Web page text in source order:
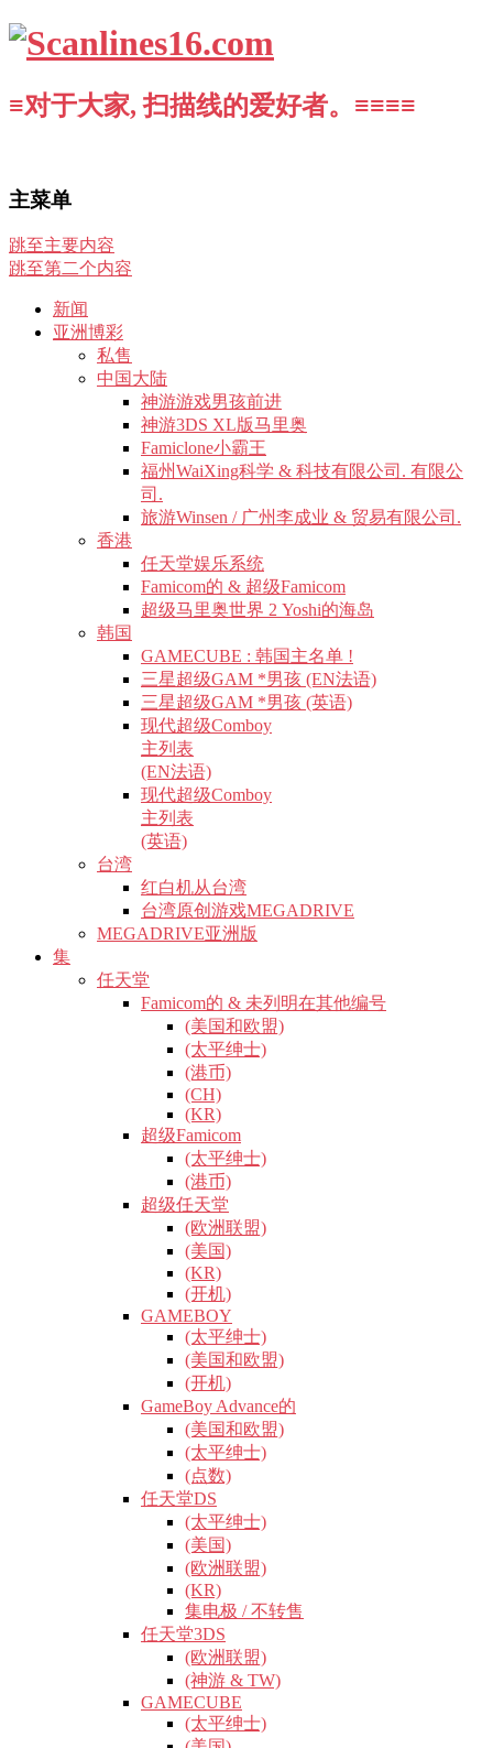
≡对于大家, 扫描线的爱好者。≡≡≡≡
主菜单
跳至主要内容
跳至第二个内容
新闻
亚洲博彩
私售
中国大陆
神游游戏男孩前进
神游3DS XL版马里奥
Famiclone小霸王
福州WaiXing科学 & 科技有限公司. 有限公
司.
旅游Winsen / 广州李成业 & 贸易有限公司.
香港
任天堂娱乐系统
Famicom的 & 超级Famicom
超级马里奥世界 2 Yoshi的海岛
韩国
GAMECUBE : 韩国主名单 !
三星超级GAM *男孩 (EN法语)
三星超级GAM *男孩 (英语)
现代超级Comboy
主列表
(EN法语)
现代超级Comboy
主列表
(英语)
台湾
红白机从台湾
台湾原创游戏MEGADRIVE
MEGADRIVE亚洲版
集
任天堂
Famicom的 & 未列明在其他编号
(美国和欧盟)
(太平绅士)
(港币)
(CH)
(KR)
超级Famicom
(太平绅士)
(港币)
超级任天堂
(欧洲联盟)
(美国)
(KR)
(开机)
GAMEBOY
(太平绅士)
(美国和欧盟)
(开机)
GameBoy Advance的
(美国和欧盟)
(太平绅士)
(点数)
任天堂DS
(太平绅士)
(美国)
(欧洲联盟)
(KR)
集电极 / 不转售
任天堂3DS
(欧洲联盟)
(神游 & TW)
GAMECUBE
(太平绅士)